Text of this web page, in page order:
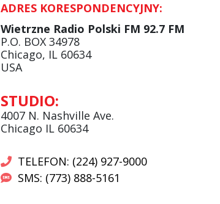
ADRES KORESPONDENCYJNY:
Wietrzne Radio Polski FM 92.7 FM
P.O. BOX 34978
Chicago, IL 60634
USA
STUDIO:
4007 N. Nashville Ave.
Chicago IL 60634
TELEFON: (224) 927-9000
SMS: (773) 888-5161
Krzysztof Wawer:
Komentator
facebook